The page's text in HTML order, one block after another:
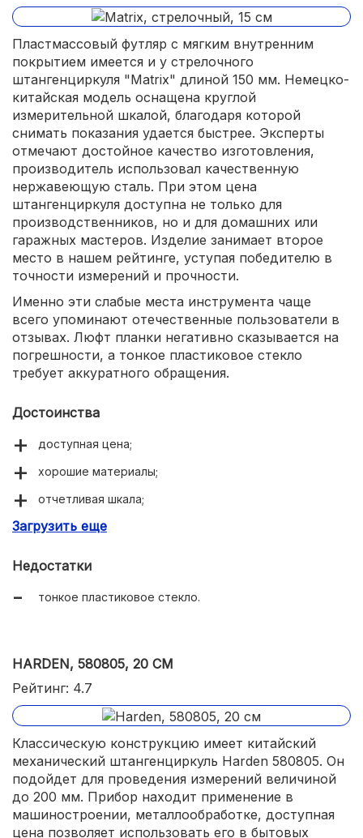
Пластмассовый футляр с мягким внутренним
покрытием имеется и у стрелочного
штангенциркуля "Matrix" длиной 150 мм. Немецко-
китайская модель оснащена круглой
измерительной шкалой, благодаря которой
снимать показания удается быстрее. Эксперты
отмечают достойное качество изготовления,
производитель использовал качественную
нержавеющую сталь. При этом цена
штангенциркуля доступна не только для
производственников, но и для домашних или
гаражных мастеров. Изделие занимает второе
место в нашем рейтинге, уступая победителю в
точности измерений и прочности.
Именно эти слабые места инструмента чаще
всего упоминают отечественные пользователи в
отзывах. Люфт планки негативно сказывается на
погрешности, а тонкое пластиковое стекло
требует аккуратного обращения.
Достоинства
доступная цена;
хорошие материалы;
отчетливая шкала;
футляр с мягким внутренним покрытием.
Загрузить еще
Недостатки
тонкое пластиковое стекло.
HARDEN, 580805, 20 СМ
Рейтинг: 4.7
Классическую конструкцию имеет китайский
механический штангенциркуль Harden 580805. Он
подойдет для проведения измерений величиной
до 200 мм. Прибор находит применение в
машиностроении, металлообработке, доступная
цена позволяет использовать его в бытовых